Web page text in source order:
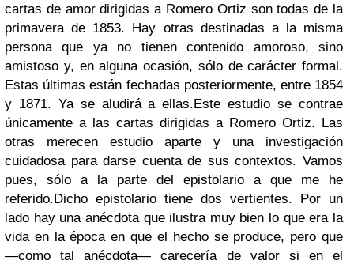
cartas de amor dirigidas a Romero Ortiz son todas de la
primavera de 1853. Hay otras destinadas a la misma
persona que ya no tienen contenido amoroso, sino
amistoso y, en alguna ocasión, sólo de carácter formal.
Estas últimas están fechadas posteriormente, entre 1854
y 1871. Ya se aludirá a ellas.Este estudio se contrae
únicamente a las cartas dirigidas a Romero Ortiz. Las
otras merecen estudio aparte y una investigación
cuidadosa para darse cuenta de sus contextos. Vamos
pues, sólo a la parte del epistolario a que me he
referido.Dicho epistolario tiene dos vertientes. Por un
lado hay una anécdota que ilustra muy bien lo que era la
vida en la época en que el hecho se produce, pero que
—como tal anécdota— carecería de valor si en el